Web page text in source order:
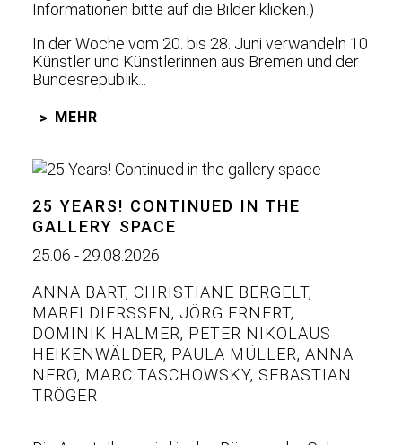
Informationen bitte auf die Bilder klicken.)
In der Woche vom 20. bis 28. Juni verwandeln 10
Künstler und Künstlerinnen aus Bremen und der
Bundesrepublik...
MEHR
25 YEARS! CONTINUED IN THE
GALLERY SPACE
25.06 - 29.08.2026
ANNA BART, CHRISTIANE BERGELT,
MAREI DIERSSEN
, JÖRG ERNERT,
DOMINIK HALMER, PETER NIKOLAUS
HEIKENWÄLDER, PAULA MÜLLER, ANNA
NERO, MARC TASCHOWSKY, SEBASTIAN
TRÖGER